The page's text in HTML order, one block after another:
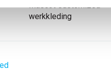
Mascot Customized
werkkleding